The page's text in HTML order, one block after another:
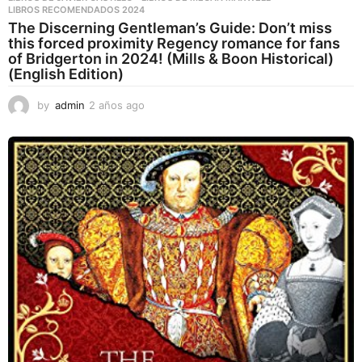
LIBROS RECOMENDADOS 2024
The Discerning Gentleman’s Guide: Don’t miss
this forced proximity Regency romance for fans
of Bridgerton in 2024! (Mills & Boon Historical)
(English Edition)
by admin 2 años ago
ñ
o
s
a
g
o